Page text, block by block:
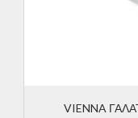
VIENNA